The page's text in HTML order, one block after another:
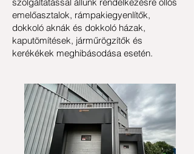
emelőasztalok, rámpakiegyenlítők,
dokkoló aknák és dokkoló házak,
kaputömítések, járműrögzítők és
kerékékek meghibásodása esetén.